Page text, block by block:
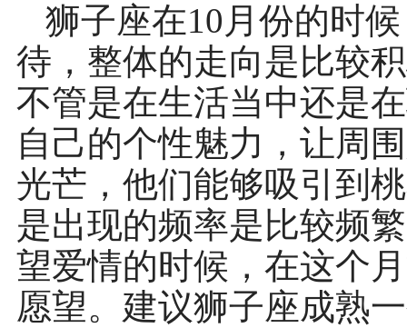
狮子座在10月份的时
待，整体的走向是比较
不管是在生活当中还是
自己的个性魅力，让周
光芒，他们能够吸引到
是出现的频率是比较频
望爱情的时候，在这个
愿望。建议狮子座成熟